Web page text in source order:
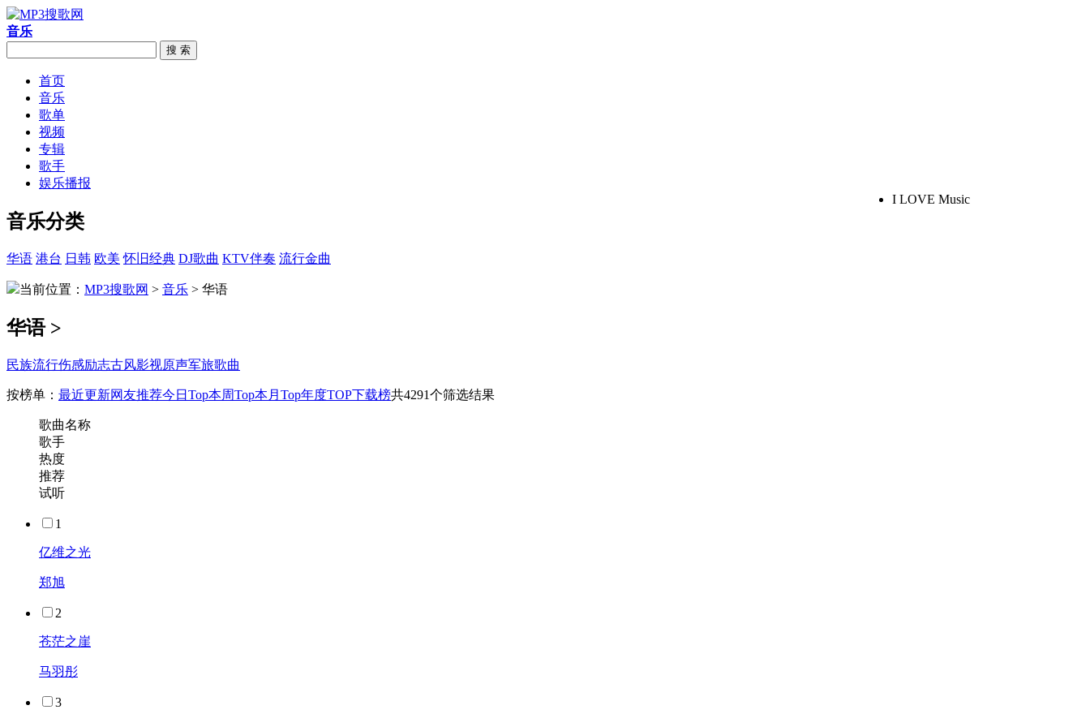
音乐
搜 索
首页
音乐
歌单
视频
专辑
歌手
娱乐播报
I LOVE Music
音乐分类
华语 港台 日韩 欧美 怀旧经典 DJ歌曲 KTV伴奏 流行金曲
当前位置： MP3搜歌网 > 音乐 > 华语
华语 >
民族流行伤感励志古风影视原声军旅歌曲
按榜单： 最近更新网友推荐今日Top本周Top本月Top年度TOP下载榜共4291个筛选结果
歌曲名称
歌手
热度
推荐
试听
1
亿维之光
郑旭
2
苍茫之崖
马羽彤
3